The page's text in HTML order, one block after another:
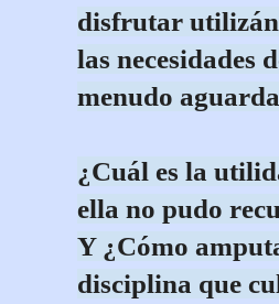
disfrutar
las necesidades
menudo
¿Cuál es la
ella no pudo
Y ¿Cómo
disciplina que